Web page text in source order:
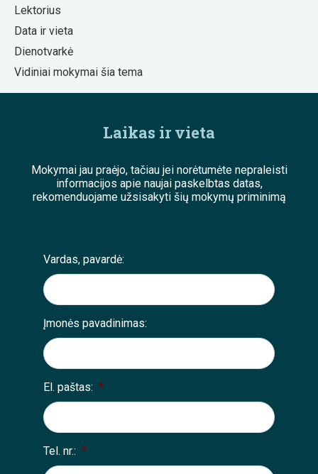
Lektorius
Data ir vieta
Dienotvarkė
Vidiniai mokymai šia tema
Laikas ir vieta
Mokymai jau praėjo, tačiau jei norėtumėte nepraleisti
informacijos apie naujai paskelbtas datas,
rekomenduojame užsisakyti šių mokymų priminimą
;
Vardas, pavardė:
Įmonės pavadinimas:
El. paštas: *
Tel. nr.: *